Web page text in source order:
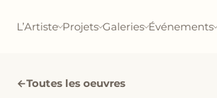
L’Artiste Projets Galeries Événements
←Toutes les oeuvres